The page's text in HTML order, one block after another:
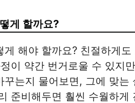
게 할까요?
해야 할까요? 친절하게
이 약간 번거로울 수 있지
는지 물어보면, 그에 맞는
준비해두면 훨씬 수월하게